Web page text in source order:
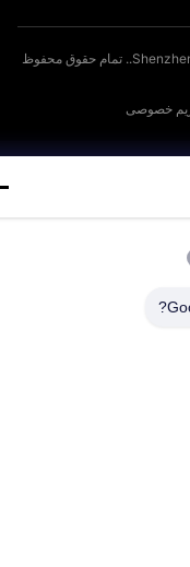
© 2026 Shenzhen Renergy Power Technology Co., Ltd.. تمام حقوق محفوظ